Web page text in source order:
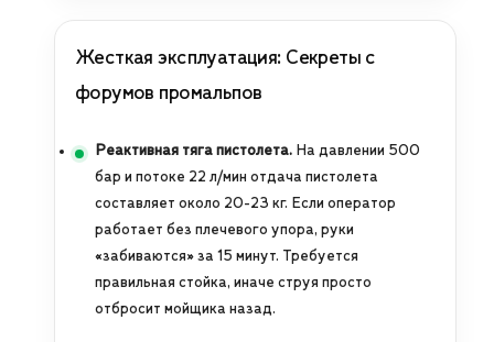
Жесткая эксплуатация: Секреты с
форумов промальпов
Реактивная тяга пистолета. На давлении 500
бар и потоке 22 л/мин отдача пистолета
составляет около 20-23 кг. Если оператор
работает без плечевого упора, руки
«забиваются» за 15 минут. Требуется
правильная стойка, иначе струя просто
отбросит мойщика назад.